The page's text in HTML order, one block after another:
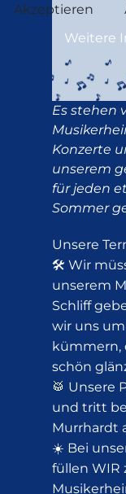
Es stehen
Konzerte
unserem
für jeden
Sommer
Unsere
🛠️ Wir
unserem
Schliff
wir uns
kümmern,
schön
🥁 Unsere
und tritt
Murrhardt
☀️ Bei
füllen WIR
Akzeptieren
Weitere